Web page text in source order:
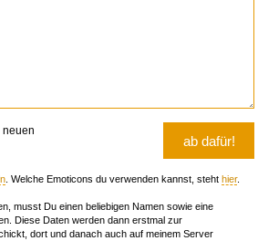
neuen
. Welche Emoticons du verwenden kannst, steht hier.
musst Du einen beliebigen Namen sowie eine
Diese Daten werden dann erstmal zur
dort und danach auch auf meinem Server